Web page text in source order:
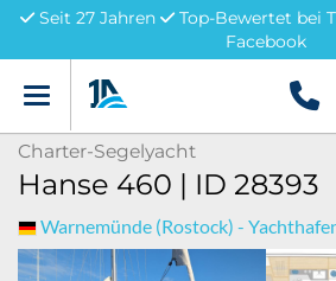
Seit 27 Jahren
Top-Bewertet bei
Facebook
Menü
Charter-Segelyacht
Hanse 460 | ID 28393
Warnemünde (Rostock) -